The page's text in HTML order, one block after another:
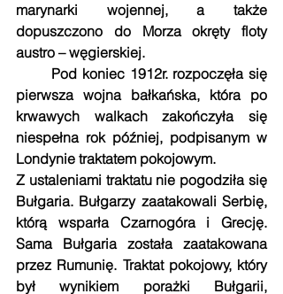
marynarki wojennej, a także
dopuszczono do Morza okręty floty
austro – węgierskiej.
pierwsza wojna bałkańska, która po
krwawych walkach zakończyła się
niespełna rok później, podpisanym w
Londynie traktatem pokojowym.
Z ustaleniami traktatu nie pogodziła się
Bułgaria. Bułgarzy zaatakowali Serbię,
którą wsparła Czarnogóra i Grecję.
Sama Bułgaria została zaatakowana
przez Rumunię. Traktat pokojowy, który
był wynikiem porażki Bułgarii,